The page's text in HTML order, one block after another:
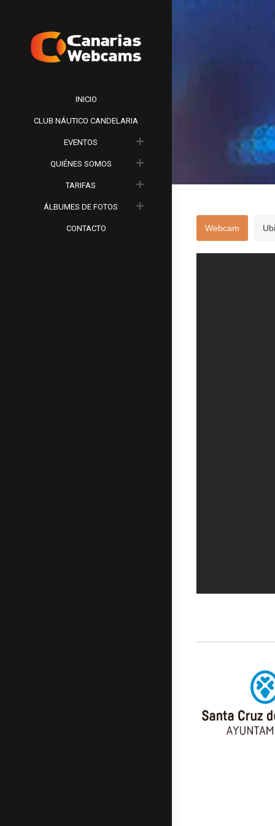
INICIO
CLUB NÁUTICO CANDELARIA
EVENTOS
QUIÉNES SOMOS
TARIFAS
ÁLBUMES DE FOTOS
CONTACTO Webcam